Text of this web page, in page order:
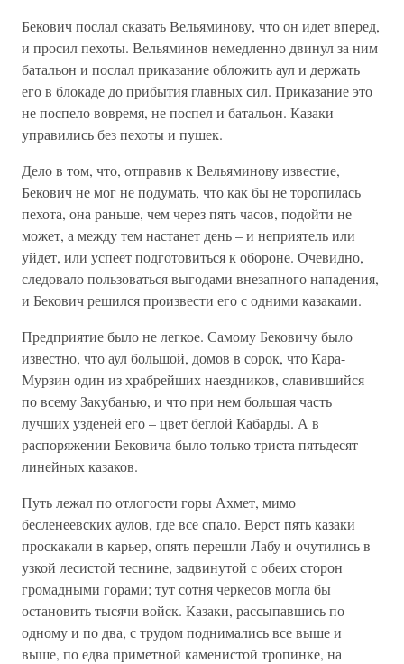
Бекович послал сказать Вельяминову, что он идет вперед,
и просил пехоты. Вельяминов немедленно двинул за ним
батальон и послал приказание обложить аул и держать
его в блокаде до прибытия главных сил. Приказание это
не поспело вовремя, не поспел и батальон. Казаки
управились без пехоты и пушек.
Дело в том, что, отправив к Вельяминову известие,
Бекович не мог не подумать, что как бы не торопилась
пехота, она раньше, чем через пять часов, подойти не
может, а между тем настанет день – и неприятель или
уйдет, или успеет подготовиться к обороне. Очевидно,
следовало пользоваться выгодами внезапного нападения,
и Бекович решился произвести его с одними казаками.
Предприятие было не легкое. Самому Бековичу было
известно, что аул большой, домов в сорок, что Кара-
Мурзин один из храбрейших наездников, славившийся
по всему Закубанью, и что при нем большая часть
лучших узденей его – цвет беглой Кабарды. А в
распоряжении Бековича было только триста пятьдесят
линейных казаков.
Путь лежал по отлогости горы Ахмет, мимо
бесленеевских аулов, где все спало. Верст пять казаки
проскакали в карьер, опять перешли Лабу и очутились в
узкой лесистой теснине, задвинутой с обеих сторон
громадными горами; тут сотня черкесов могла бы
остановить тысячи войск. Казаки, рассыпавшись по
одному и по два, с трудом поднимались все выше и
выше, по едва приметной каменистой тропинке, на